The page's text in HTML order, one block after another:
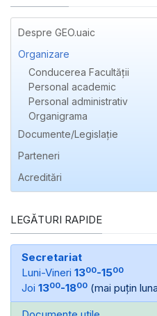
Despre GEO.uaic
Organizare
Conducerea Facultății
Personal academic
Personal administrativ
Organigrama
Documente/Legislație
Parteneri
Acreditări
LEGĂTURI RAPIDE
Secretariat
Luni-Vineri 1300-1500
Joi 1300-1800 (mai puțin